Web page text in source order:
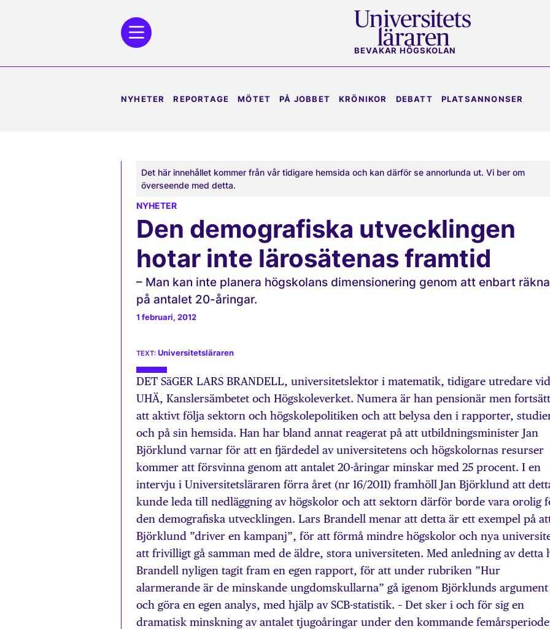
BEVAKAR HÖGSKOLAN
NYHETER REPORTAGE MÖTET PÅ JOBBET KRÖNIKOR DEBATT PLATSANNONSER
Det här innehållet kommer från vår tidigare hemsida och kan därför se annorlunda ut. Vi ber om
överseende med detta.
NYHETER
Den demografiska utvecklingen
hotar inte lärosätenas framtid
– Man kan inte planera högskolans dimensionering genom att enbart räkna
på antalet 20-åringar.
1 februari, 2012
Universitetsläraren
DET SäGER LARS BRANDELL, universitetslektor i matematik, tidigare utredare vid
UHÄ, Kanslersämbetet och Högskoleverket. Numera är han pensionär men
att aktivt följa sektorn och högskolepolitiken och att belysa den i rapporter,
och på sin hemsida. Han har bland annat reagerat på att utbildningsminister Jan
Björklund varnar för att en fjärdedel av universitetens och högskolornas resurser
kommer att försvinna genom att antalet 20-åringar minskar med 25 procent. I en
intervju i Universitetsläraren förra året (nr 16/2011) framhöll Jan Björklund att
kunde leda till nedläggning av högskolor och att sektorn därför borde vara orolig
den demografiska utvecklingen. Lars Brandell menar att detta är ett exempel på
Björklund ”driver en kampanj”, för att förmå mindre högskolor och nya
att frivilligt gå samman med de äldre, stora universiteten. Med anledning av detta
Brandell nyligen tagit fram en egen rapport, för att under rubriken ”Hur
alarmerande är de minskande ungdomskullarna” gå igenom Björklunds argument
och göra en egen analys, med hjälp av SCB-statistik. – Det sker i och för sig en
dramatisk minskning av antalet tjugoåringar under den kommande